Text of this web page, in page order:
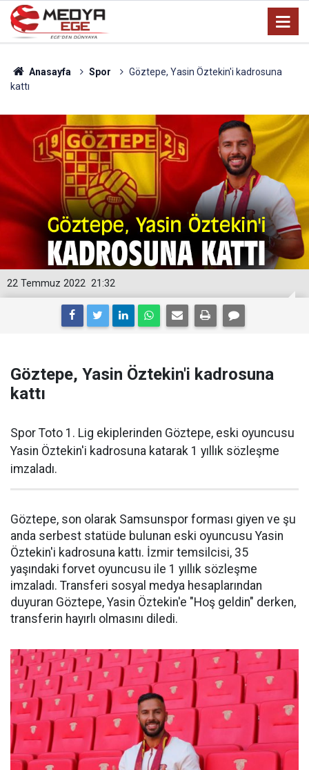
Anasayfa Spor
Göztepe, Yasin Öztekin'i kadrosuna
kattı
21:32
22 Temmuz 2022
Göztepe, Yasin Öztekin'i kadrosuna
kattı
Spor Toto 1. Lig ekiplerinden Göztepe, eski oyuncusu
Yasin Öztekin'i kadrosuna katarak 1 yıllık sözleşme
imzaladı.
Göztepe, son olarak Samsunspor forması giyen ve şu
anda serbest statüde bulunan eski oyuncusu Yasin
Öztekin'i kadrosuna kattı. İzmir temsilcisi, 35
yaşındaki forvet oyuncusu ile 1 yıllık sözleşme
imzaladı. Transferi sosyal medya hesaplarından
duyuran Göztepe, Yasin Öztekin'e "Hoş geldin" derken,
transferin hayırlı olmasını diledi.